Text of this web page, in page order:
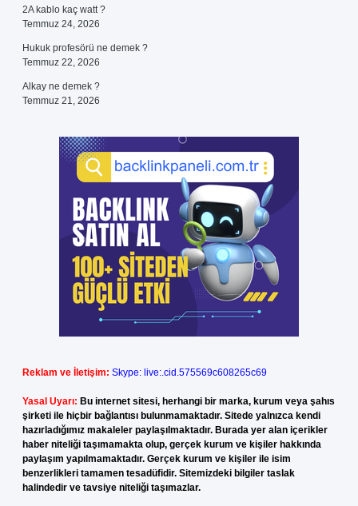
2A kablo kaç watt ?
Temmuz 24, 2026
Hukuk profesörü ne demek ?
Temmuz 22, 2026
Alkay ne demek ?
Temmuz 21, 2026
Reklam ve İletişim: Skype: live:.cid.575569c608265c69
Yasal Uyarı: Bu internet sitesi, herhangi bir marka, kurum veya şahıs
şirketi ile hiçbir bağlantısı bulunmamaktadır. Sitede yalnızca kendi
hazırladığımız makaleler paylaşılmaktadır. Burada yer alan içerikler
haber niteliği taşımamakta olup, gerçek kurum ve kişiler hakkında
paylaşım yapılmamaktadır. Gerçek kurum ve kişiler ile isim
benzerlikleri tamamen tesadüfidir. Sitemizdeki bilgiler taslak
halindedir ve tavsiye niteliği taşımazlar.